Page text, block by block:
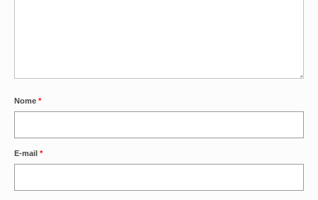
Nome *
E-mail *